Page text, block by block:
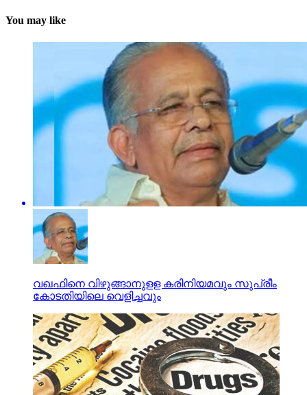
You may like
വഖഫിനെ വിഴുങ്ങാനുളള കരിനിയമവും സുപ്രീം
കോടതിയിലെ വെളിച്ചവും